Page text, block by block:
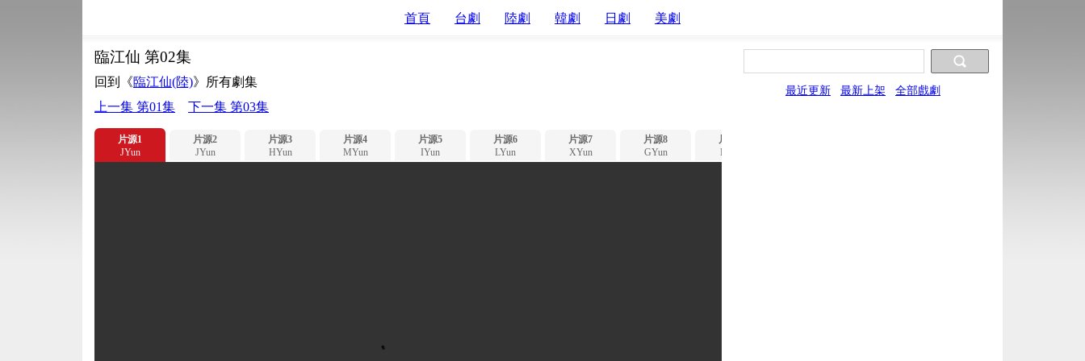
首頁 台劇 陸劇 韓劇 日劇 美劇
最近更新 最新上架 全部戲劇
臨江仙 第02集
回到《臨江仙(陸)》所有劇集
上一集 第01集
下一集 第03集
片源1
JYun
片源2
JYun
片源3
HYun
片源4
MYun
片源5
IYun
片源6
LYun
片源7
XYun
片源8
GYun
片源9
FYun